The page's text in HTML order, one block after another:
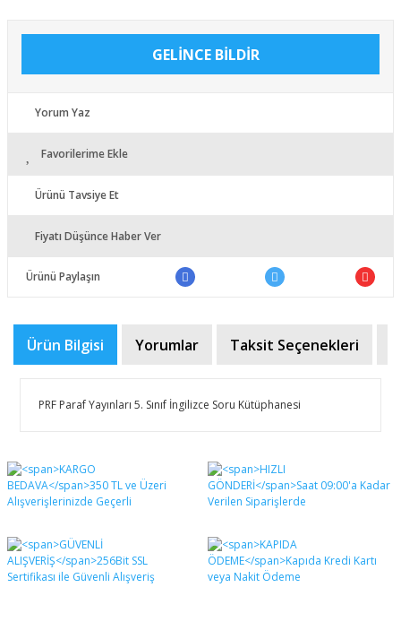
GELİNCE BİLDİR
Yorum Yaz
Favorilerime Ekle
Ürünü Tavsiye Et
Fiyatı Düşünce Haber Ver
Ürünü Paylaşın
Ürün Bilgisi Yorumlar Taksit Seçenekleri
PRF Paraf Yayınları 5. Sınıf İngilizce Soru Kütüphanesi
Bu ürüne ilk yorumu siz yapın!
Yorum Yaz
Bu ürünün fiyat bilgisi, resim, ürün açıklamalarında ve
diğer konularda yetersiz gördüğünüz noktaları öneri
formunu kullanarak tarafımıza iletebilirsiniz.
Görüş ve önerileriniz için teşekkür ederiz.
Ürün resmi kalitesiz, bozuk veya görüntülenemiyor.
Ürün açıklamasında eksik bilgiler bulunuyor.